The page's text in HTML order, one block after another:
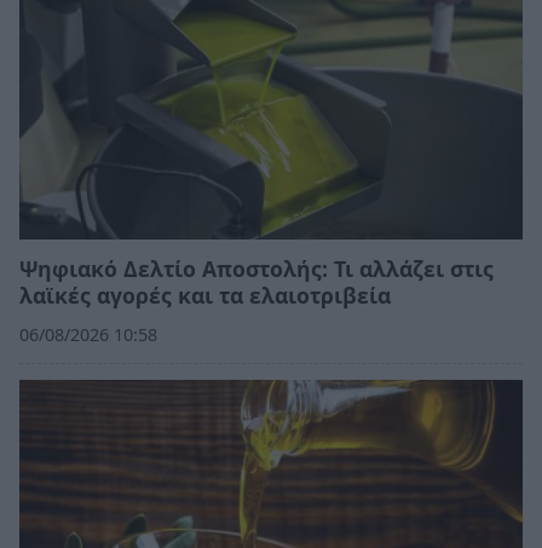
Ψηφιακό Δελτίο Αποστολής: Τι αλλάζει στις
λαϊκές αγορές και τα ελαιοτριβεία
06/08/2026 10:58